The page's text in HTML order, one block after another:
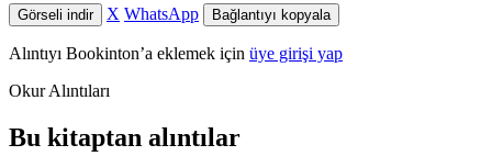
Görseli indir X WhatsApp Bağlantıyı kopyala
Alıntıyı Bookinton’a eklemek için üye girişi yap
Okur Alıntıları
Bu kitaptan alıntılar